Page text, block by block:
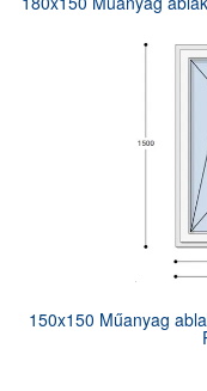
150x150 Műanyag